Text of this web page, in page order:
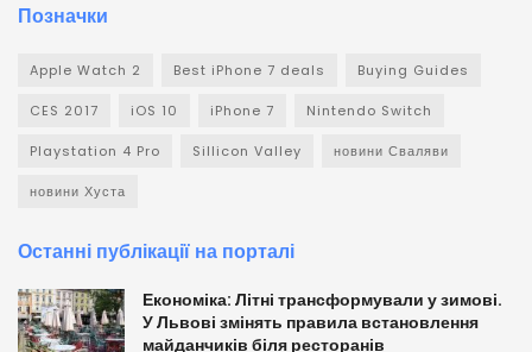
Позначки
Apple Watch 2 Best iPhone 7 deals Buying Guides
CES 2017 iOS 10 iPhone 7 Nintendo Switch
Playstation 4 Pro Sillicon Valley новини Сваляви
новини Хуста
Останні публікації на порталі
Економіка: Літні трансформували у зимові.
У Львові змінять правила встановлення
майданчиків біля ресторанів